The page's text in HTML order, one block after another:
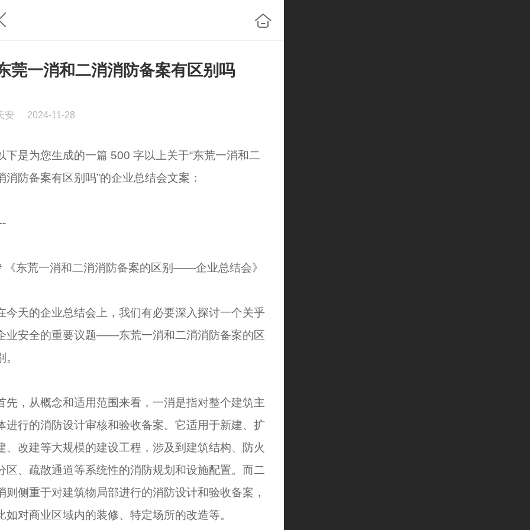
莞一消和二消消防备案有区别吗
安 2024-11-28
下是为您生成的一篇 500 字以上关于“东荒一消和二
消防备案有区别吗”的企业总结会文案：
《东荒一消和二消消防备案的区别——企业总结会》
今天的企业总结会上，我们有必要深入探讨一个关乎
业安全的重要议题——东荒一消和二消消防备案的区
。
先，从概念和适用范围来看，一消是指对整个建筑主
进行的消防设计审核和验收备案。它适用于新建、扩
、改建等大规模的建设工程，涉及到建筑结构、防火
区、疏散通道等系统性的消防规划和设施配置。而二
则侧重于对建筑物局部进行的消防设计和验收备案，
如对商业区域内的装修、特定场所的改造等。